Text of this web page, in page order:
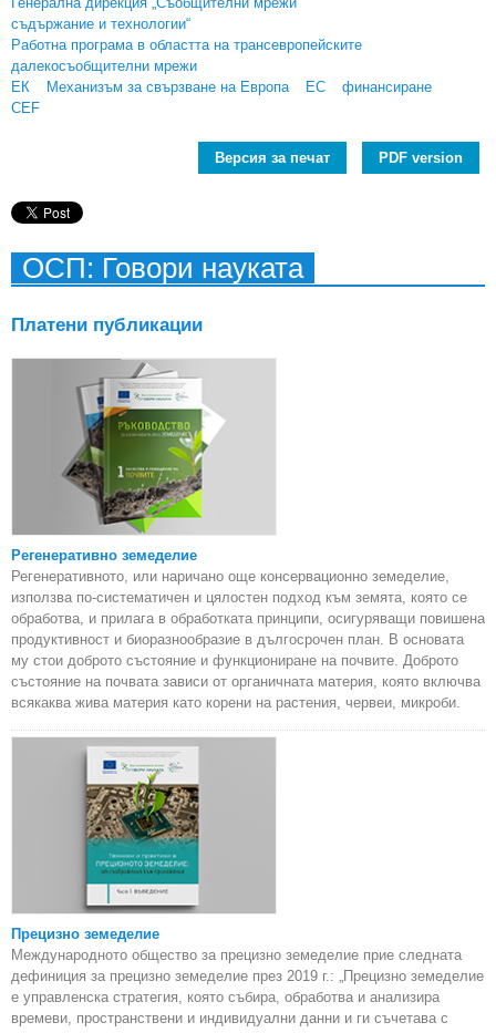
съдържание и технологии“
Работна програма в областта на трансевропейските
далекосъобщителни мрежи
ЕК
Механизъм за свързване на Европа ЕС
финансиране
CEF
Версия за печат PDF version
ОСП: Говори науката
Платени публикации
Регенеративно земеделие
Регенеративното, или наричано още консервационно земеделие,
използва по-систематичен и цялостен подход към земята, която се
обработва, и прилага в обработката принципи, осигуряващи повишена
продуктивност и биоразнообразие в дългосрочен план. В основата
му стои доброто състояние и функциониране на почвите. Доброто
състояние на почвата зависи от органичната материя, която включва
всякаква жива материя като корени на растения, червеи, микроби.
Прецизно земеделие
Международното общество за прецизно земеделие прие следната
дефиниция за прецизно земеделие през 2019 г.: „Прецизно земеделие
е управленска стратегия, която събира, обработва и анализира
времеви, пространствени и индивидуални данни и ги съчетава с